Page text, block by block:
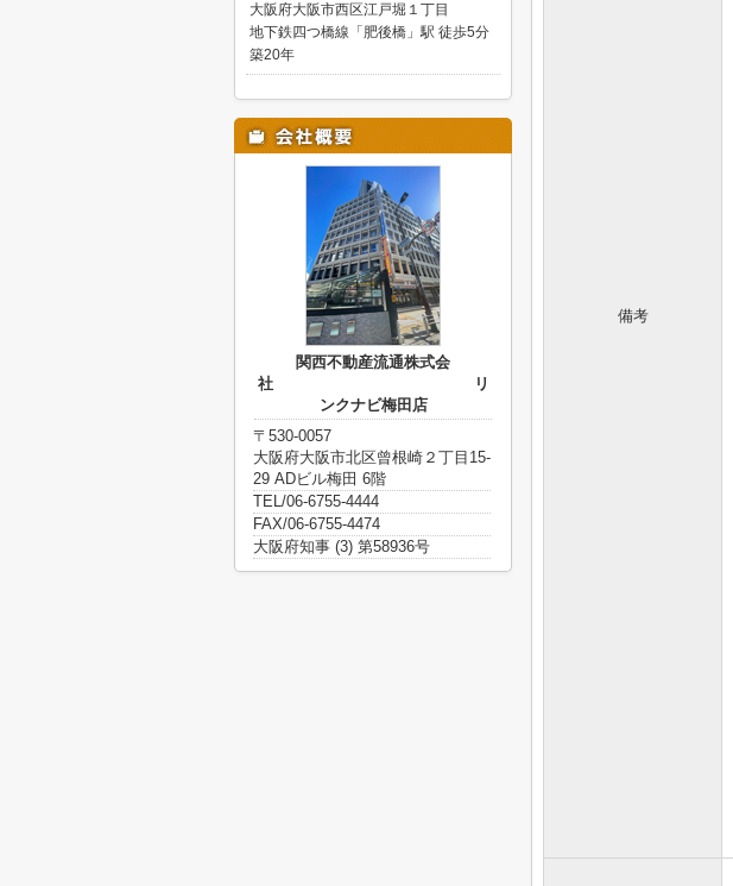
備考
大阪府大阪市西区江戸堀１丁目
地下鉄四つ橋線「肥後橋」駅 徒歩5分
築20年
関西不動産流通株式会
社 リ
ンクナビ梅田店
〒530-0057
大阪府大阪市北区曾根崎２丁目15-
29 ADビル梅田 6階
TEL/06-6755-4444
FAX/06-6755-4474
大阪府知事 (3) 第58936号